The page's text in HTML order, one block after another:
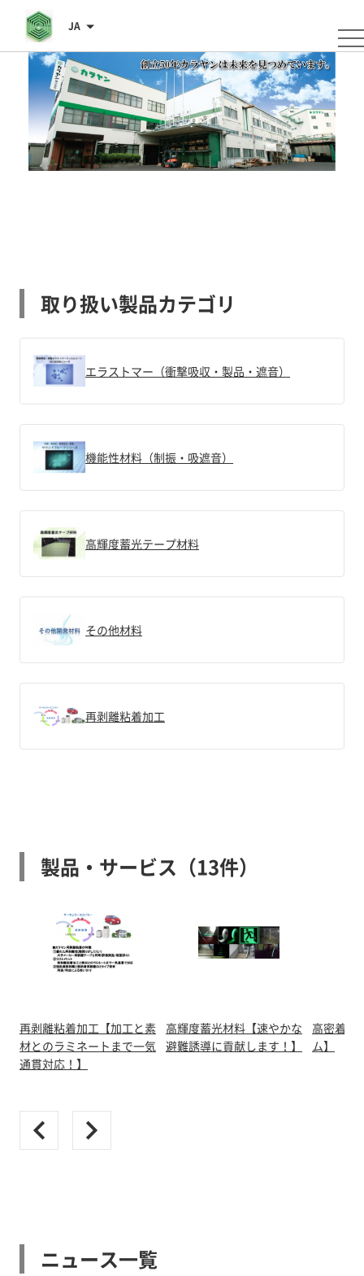
JA
取り扱い製品カテゴリ
エラストマー（衝撃吸収・製品・遮音）
機能性材料（制振・吸遮音）
高輝度蓄光テープ材料
その他材料
再剥離粘着加工
製品・サービス（13件）
再剥離粘着加工【加工と素
材とのラミネートまで一気
通貫対応！】
高輝度蓄光材料【速やかな
避難誘導に貢献します！】
高密着熱
ム】
ニュース一覧